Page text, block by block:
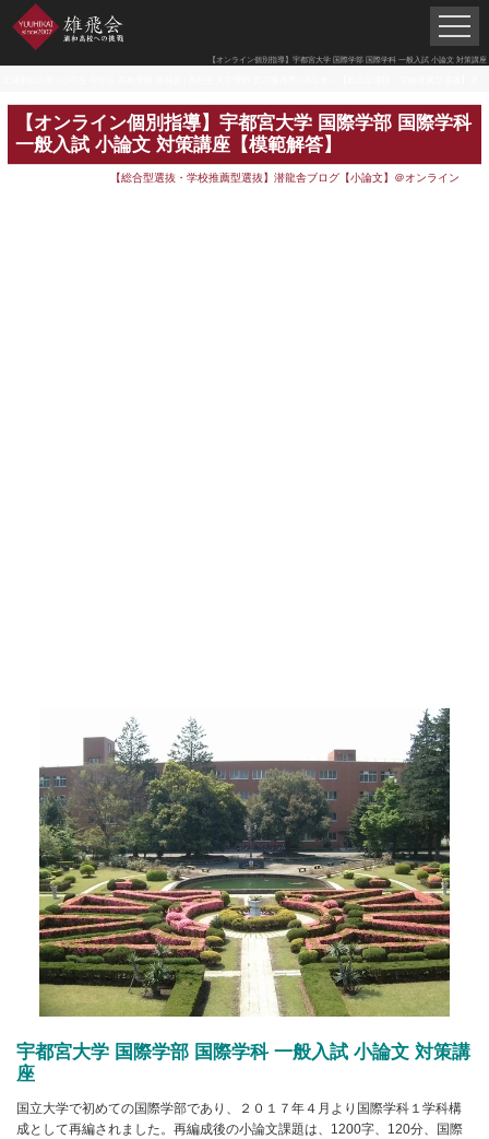
【オンライン個別指導】宇都宮大学 国際学部 国際学科 一般入試 小論文 対策講座
【オンライン個別指導】宇都宮大学 国際学部 国際学科
一般入試 小論文 対策講座【模範解答】
【総合型選抜・学校推薦型選抜】潜龍舎ブログ【小論文】＠オンライン
宇都宮大学 国際学部 国際学科 一般入試 小論文 対策講
座
国立大学で初めての国際学部であり、２０１７年４月より国際学科１学科構
成として再編されました。再編成後の小論文課題は、1200字、120分、国際